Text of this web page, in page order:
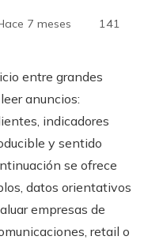
7 meses 141
entre grandes
anuncios:
indicadores
y sentido
se ofrece
datos orientativos
empresas de
retail o